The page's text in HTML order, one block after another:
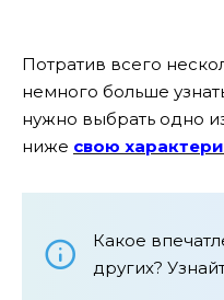
Потратив всего
немного больше
нужно выбрать одно
ниже свою
Какое
других?